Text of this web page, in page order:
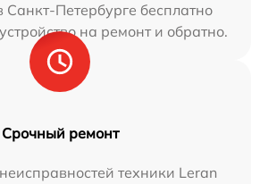
Петербурге бесплатно
на ремонт и обратно.
Срочный ремонт
техники Leran